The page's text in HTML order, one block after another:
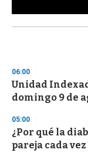
s
d
s
o
f
3
s
e
c
06:00
Unidad
domingo 9 de
05:00
¿Por qué la
pareja cada